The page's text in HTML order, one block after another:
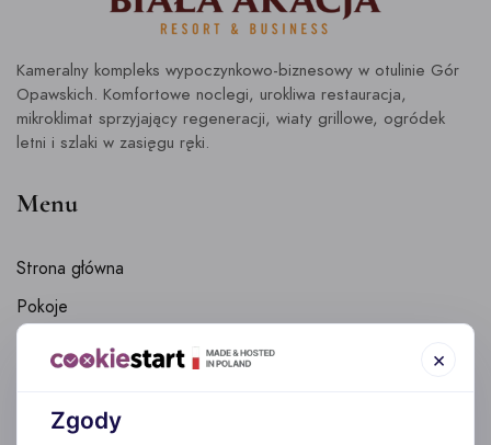
Kameralny kompleks wypoczynkowo-biznesowy w otulinie Gór
Opawskich. Komfortowe noclegi, urokliwa restauracja,
mikroklimat sprzyjający regeneracji, wiaty grillowe, ogródek
letni i szlaki w zasięgu ręki.
Menu
Strona główna
Pokoje
Biała Akacja – Wyjątkowa Restauracja w Prudniku
Atrakcje turystyczne
Zgody
×